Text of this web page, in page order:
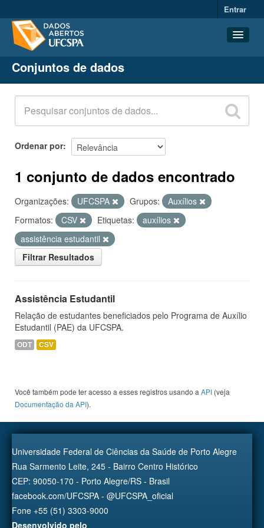
Entrar
Conjuntos de dados
Organizações
Grupos
Sobre
Conjuntos de dados
Ordenar por
1 conjunto de dados encontrado
Organizações: UFCSPA Grupos:
Auxílios
Formatos:
CSV Etiquetas:
auxílios
assistência estudantil
Filtrar Resultados
Assistência Estudantil
Relação de estudantes beneficiados pelo Programa de Auxílio
Estudantil (PAE) da UFCSPA.
ODT CSV
Você também pode ter acesso a esses registros usando a API (veja
Documentação da API).
Universidade Federal de Ciências da Saúde de Porto Alegre
Rua Sarmento Leite, 245 - Bairro Centro Histórico
CEP: 90050-170 - Porto Alegre/RS - Brasil
facebook.com/UFCSPA - @UFCSPA_oficial
Fone +55 (51) 3303-9000
Desenvolvido pelo